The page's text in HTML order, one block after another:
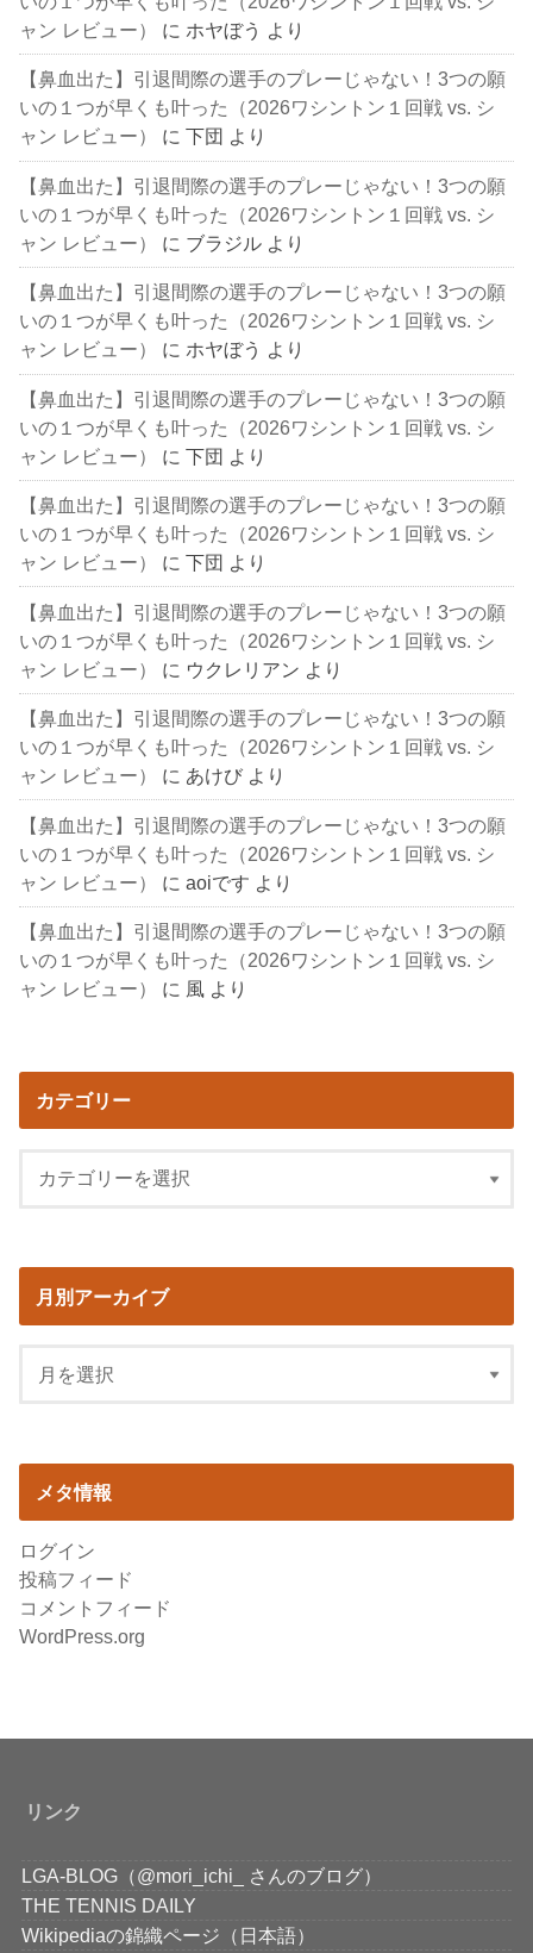
ャン レビュー）
に ホヤぼう より
【鼻血出た】引退間際の選手のプレーじゃない！3つの願
いの１つが早くも叶った（2026ワシントン１回戦 vs. シ
ャン レビュー）
に下団 より
【鼻血出た】引退間際の選手のプレーじゃない！3つの願
いの１つが早くも叶った（2026ワシントン１回戦 vs. シ
ャン レビュー）
に ブラジル より
【鼻血出た】引退間際の選手のプレーじゃない！3つの願
いの１つが早くも叶った（2026ワシントン１回戦 vs. シ
ャン レビュー）
に ホヤぼう より
【鼻血出た】引退間際の選手のプレーじゃない！3つの願
いの１つが早くも叶った（2026ワシントン１回戦 vs. シ
ャン レビュー）
に下団 より
【鼻血出た】引退間際の選手のプレーじゃない！3つの願
いの１つが早くも叶った（2026ワシントン１回戦 vs. シ
ャン レビュー）
に下団 より
【鼻血出た】引退間際の選手のプレーじゃない！3つの願
いの１つが早くも叶った（2026ワシントン１回戦 vs. シ
ャン レビュー）
に ウクレリアン より
【鼻血出た】引退間際の選手のプレーじゃない！3つの願
いの１つが早くも叶った（2026ワシントン１回戦 vs. シ
ャン レビュー）
に あけび より
【鼻血出た】引退間際の選手のプレーじゃない！3つの願
いの１つが早くも叶った（2026ワシントン１回戦 vs. シ
ャン レビュー）
にaoiです より
【鼻血出た】引退間際の選手のプレーじゃない！3つの願
いの１つが早くも叶った（2026ワシントン１回戦 vs. シ
ャン レビュー）
に 風 より
カテゴリー
月別アーカイブ
メタ情報
ログイン
投稿フィード
コメントフィード
WordPress.org
リンク
LGA-BLOG（@mori_ichi_ さんのブログ）
THE TENNIS DAILY
Wikipediaの錦織ページ（日本語）